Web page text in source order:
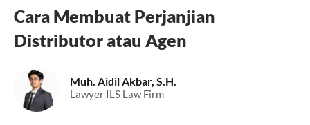
Cara Membuat Perjanjian
Distributor atau Agen
Muh. Aidil Akbar, S.H.
Lawyer ILS Law Firm